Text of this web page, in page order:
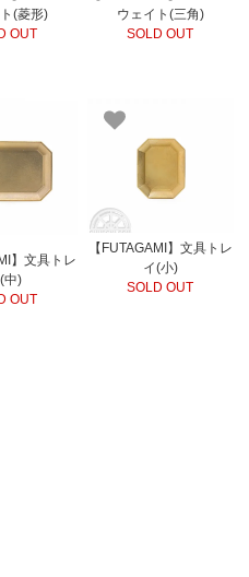
(菱形)
OUT
ウェイト(三角)
SOLD OUT
】文具トレ
中)
OUT
【FUTAGAMI】文具トレ
イ(小)
SOLD OUT